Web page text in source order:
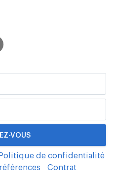
Politique de confidentialité
Contrat